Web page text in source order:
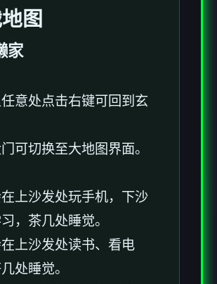
图
家
意处点击右键可回到玄
可切换至大地图界面。
上沙发处玩手机，下沙
，茶几处睡觉。
上沙发处读书、看电
处睡觉。